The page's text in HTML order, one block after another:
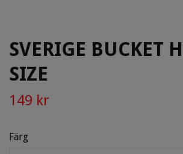
SVERIGE BUCKET
SIZE
149 kr
Färg